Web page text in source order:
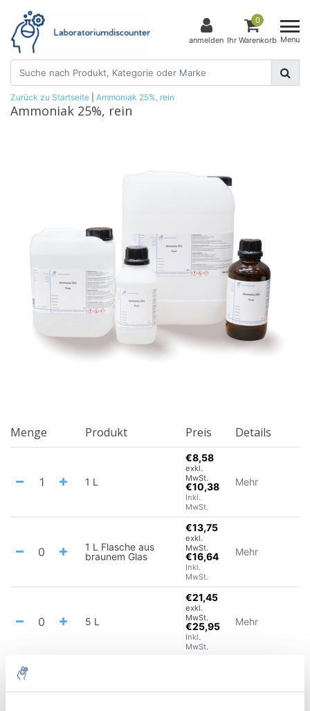
anmelden
0
Ihr Warenkorb Menu
Zurück zu Startseite Ammoniak 25%, rein
Ammoniak 25%, rein
Menge Produkt Preis Details
1 L
€8,58
exkl.
MwSt.
€10,38
Inkl.
MwSt.
Mehr
1 L Flasche aus
braunem Glas
€13,75
exkl.
MwSt.
€16,64
Inkl.
MwSt.
Mehr
5 L
€21,45
exkl.
MwSt.
€25,95
Inkl.
MwSt.
Mehr
20 L €79,03 Mehr